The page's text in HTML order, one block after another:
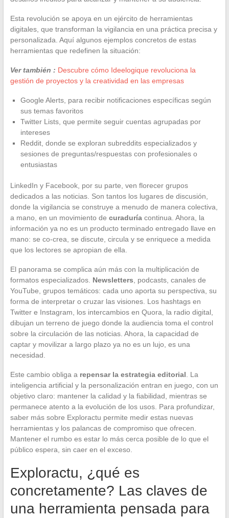
Esta revolución se apoya en un ejército de herramientas
digitales, que transforman la vigilancia en una práctica precisa y
personalizada. Aquí algunos ejemplos concretos de estas
herramientas que redefinen la situación:
Ver también : Descubre cómo Ideelogique revoluciona la
gestión de proyectos y la creatividad en las empresas
Google Alerts, para recibir notificaciones específicas según
sus temas favoritos
Twitter Lists, que permite seguir cuentas agrupadas por
intereses
Reddit, donde se exploran subreddits especializados y
sesiones de preguntas/respuestas con profesionales o
entusiastas
LinkedIn y Facebook, por su parte, ven florecer grupos
dedicados a las noticias. Son tantos los lugares de discusión,
donde la vigilancia se construye a menudo de manera colectiva,
a mano, en un movimiento de curaduríacontinua. Ahora, la
información ya no es un producto terminado entregado llave en
mano: se co-crea, se discute, circula y se enriquece a medida
que los lectores se apropian de ella.
El panorama se complica aún más con la multiplicación de
formatos especializados. Newsletters , podcasts, canales de
YouTube, grupos temáticos: cada uno aporta su perspectiva, su
forma de interpretar o cruzar las visiones. Los hashtags en
Twitter e Instagram, los intercambios en Quora, la radio digital,
dibujan un terreno de juego donde la audiencia toma el control
sobre la circulación de las noticias. Ahora, la capacidad de
captar y movilizar a largo plazo ya no es un lujo, es una
necesidad.
Este cambio obliga a repensar la estrategia editorial . La
inteligencia artificial y la personalización entran en juego, con un
objetivo claro: mantener la calidad y la fiabilidad, mientras se
permanece atento a la evolución de los usos. Para profundizar,
saber más sobre Exploractu permite medir estas nuevas
herramientas y los palancas de compromiso que ofrecen.
Mantener el rumbo es estar lo más cerca posible de lo que el
público espera, sin caer en el exceso.
Exploractu, ¿qué es
concretamente? Las claves de
una herramienta pensada para